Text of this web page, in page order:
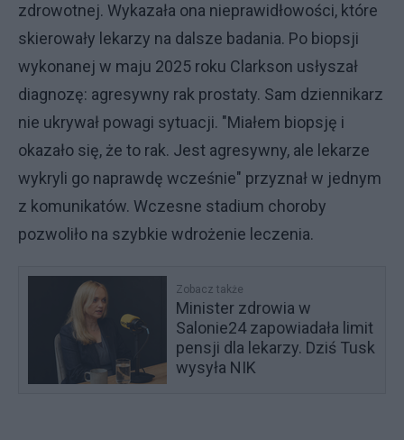
zdrowotnej. Wykazała ona nieprawidłowości, które
skierowały lekarzy na dalsze badania. Po biopsji
wykonanej w maju 2025 roku Clarkson usłyszał
diagnozę: agresywny rak prostaty. Sam dziennikarz
nie ukrywał powagi sytuacji. "Miałem biopsję i
okazało się, że to rak. Jest agresywny, ale lekarze
wykryli go naprawdę wcześnie" przyznał w jednym
z komunikatów. Wczesne stadium choroby
pozwoliło na szybkie wdrożenie leczenia.
Zobacz także
Minister zdrowia w
Salonie24 zapowiadała limit
pensji dla lekarzy. Dziś Tusk
wysyła NIK